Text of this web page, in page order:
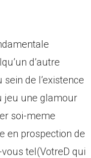
d’autre
de l’existence
jeu une glamour
soi-meme
en prospection de
tel(VotreD qui